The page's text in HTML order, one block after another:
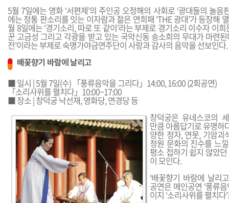
5월 7일에는 영화 ‘서편제’의 주인공 오정해의 사회로 ‘광대들의 놀음
에는 정통 판소리를 잇는 이자람과 젊은 연희패 ‘THE 광대’가 등장해
월 8일에는 ‘경기소리, 따로 또 같이’라는 부제로 경기소리 이수자 이
꾼 고금성 그리고 각광을 받고 있는 국악신동 송소희의 무대가 마련
전’이라는 부제로 숙명가야금연주단이 사랑과 감사의 음악을 선보인다.
배꽃향기 바람에 날리고
■ 일시 | 5월 7일(수) 「풍류음악을 그리다」14:00, 16:00 (2회공연)
「소리사위를 펼치다」10:00~17:00
■ 장소 | 창덕궁 낙선재, 영화당, 연경당 등
창덕궁은 유네스코의
만큼 아름답기로 유명하
양한 정자, 연못, 기암괴
정원 문화의 진수를 느
평소 접하기 쉽지 않았
이 모인다.
‘배꽃향기 바람에 날리
공연은 메인공연 ‘풍류
이지 ‘소리사위를 펼치다